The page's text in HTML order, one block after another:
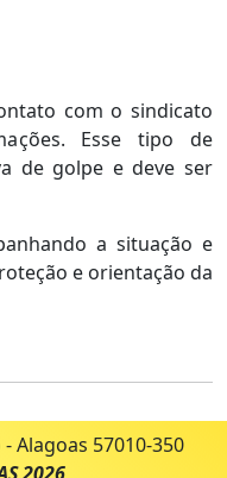
com o sindicato
Esse tipo de
de golpe e deve ser
a situação e
e orientação da
Alagoas 57010-350